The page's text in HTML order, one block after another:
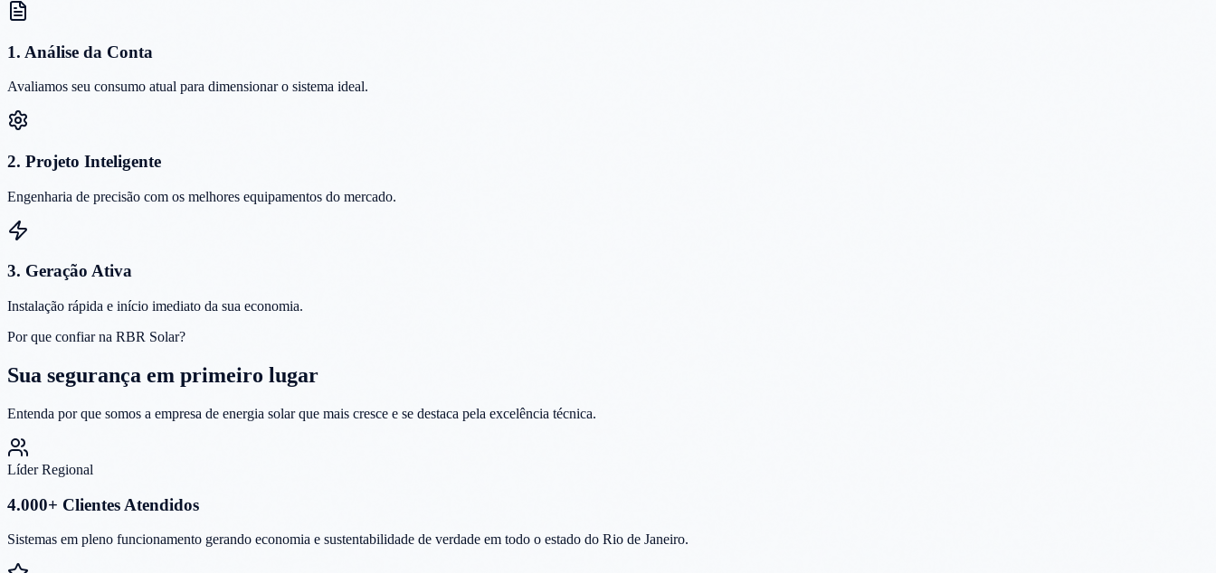
1. Análise da Conta
Avaliamos seu consumo atual para dimensionar o sistema ideal.
2. Projeto Inteligente
Engenharia de precisão com os melhores equipamentos do mercado.
3. Geração Ativa
Instalação rápida e início imediato da sua economia.
Por que confiar na RBR Solar?
Sua segurança em primeiro lugar
Entenda por que somos a empresa de energia solar que mais cresce e se destaca pela excelência técnica.
Líder Regional
4.000+ Clientes Atendidos
Sistemas em pleno funcionamento gerando economia e sustentabilidade de verdade em todo o estado do Rio de Janeiro.